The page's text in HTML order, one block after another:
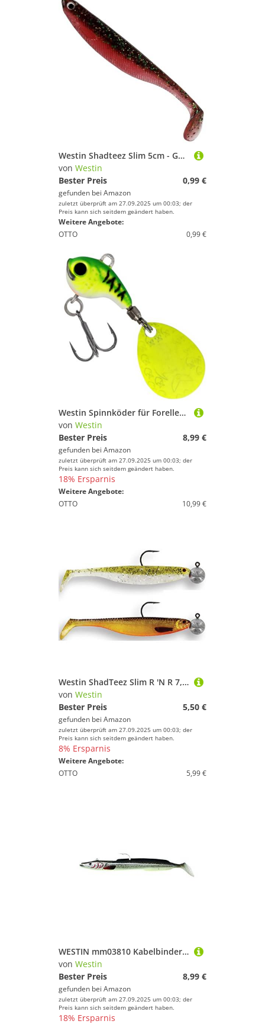
Westin Shadteez Slim 5cm - Gummifisch, Farbe:Sangria
von Westin
Bester Preis
0,99 €
gefunden bei Amazon
zuletzt überprüft am 27.09.2025 um 00:03; der
Preis kann sich seitdem geändert haben.
Weitere Angebote:
OTTO
0,99 €
Westin Spinnköder für Forellen, Barsche & Rapfen 1,6cm 7g DropBite Tungsten Spin Tail Jig, Farbe:Chartreuse Ice
von Westin
Bester Preis
8,99 €
gefunden bei Amazon
zuletzt überprüft am 27.09.2025 um 00:03; der
Preis kann sich seitdem geändert haben.
18% Ersparnis
Weitere Angebote:
OTTO
10,99 €
Westin ShadTeez Slim R 'N R 7,5cm 5g Gr. 2/0-2 Gummifische, Farbe:Clear Water Mix 1
von Westin
Bester Preis
5,50 €
gefunden bei Amazon
zuletzt überprüft am 27.09.2025 um 00:03; der
Preis kann sich seitdem geändert haben.
8% Ersparnis
Weitere Angebote:
OTTO
5,99 €
WESTIN mm03810 Kabelbinder Fix Light – 0130 Sandy Andy robocod Angelausrüstung
von Westin
Bester Preis
8,99 €
gefunden bei Amazon
zuletzt überprüft am 27.09.2025 um 00:03; der
Preis kann sich seitdem geändert haben.
18% Ersparnis